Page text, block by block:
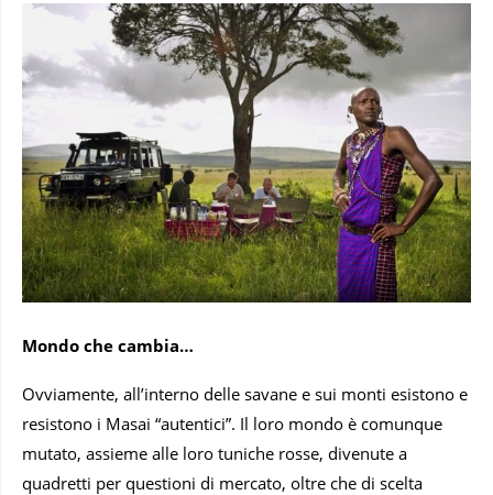
Mondo che cambia…
Ovviamente, all’interno delle savane e sui monti esistono e
resistono i Masai “autentici”. Il loro mondo è comunque
mutato, assieme alle loro tuniche rosse, divenute a
quadretti per questioni di mercato, oltre che di scelta